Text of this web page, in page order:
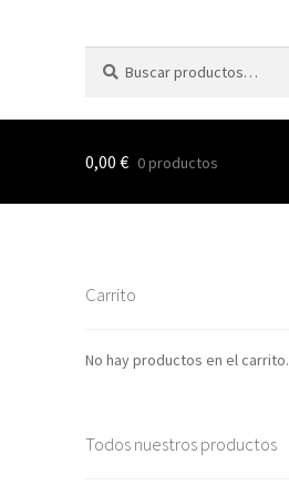
por:
0,00 € 0 productos
Carrito
No hay productos en el carrito.
Todos nuestros productos